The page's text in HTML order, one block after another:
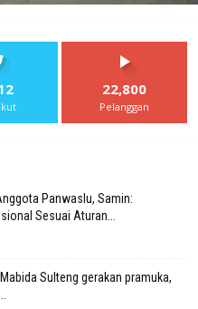
22,800
Pelanggan
Panwaslu, Samin:
Sesuai Aturan...
Sulteng gerakan pramuka,